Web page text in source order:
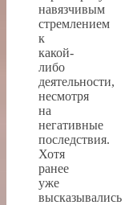
навязчивым
стремлением
к
какой-
либо
деятельности,
несмотря
на
негативные
последствия.
Хотя
ранее
уже
высказывались